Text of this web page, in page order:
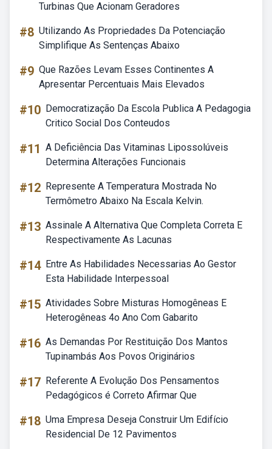
Turbinas Que Acionam Geradores
#8 Utilizando As Propriedades Da Potenciação
Simplifique As Sentenças Abaixo
#9 Que Razões Levam Esses Continentes A
Apresentar Percentuais Mais Elevados
#10 Democratização Da Escola Publica A Pedagogia
Critico Social Dos Conteudos
#11 A Deficiência Das Vitaminas Lipossolúveis
Determina Alterações Funcionais
#12 Represente A Temperatura Mostrada No
Termômetro Abaixo Na Escala Kelvin.
#13 Assinale A Alternativa Que Completa Correta E
Respectivamente As Lacunas
#14 Entre As Habilidades Necessarias Ao Gestor
Esta Habilidade Interpessoal
#15 Atividades Sobre Misturas Homogêneas E
Heterogêneas 4o Ano Com Gabarito
#16 As Demandas Por Restituição Dos Mantos
Tupinambás Aos Povos Originários
#17 Referente A Evolução Dos Pensamentos
Pedagógicos é Correto Afirmar Que
#18 Uma Empresa Deseja Construir Um Edifício
Residencial De 12 Pavimentos